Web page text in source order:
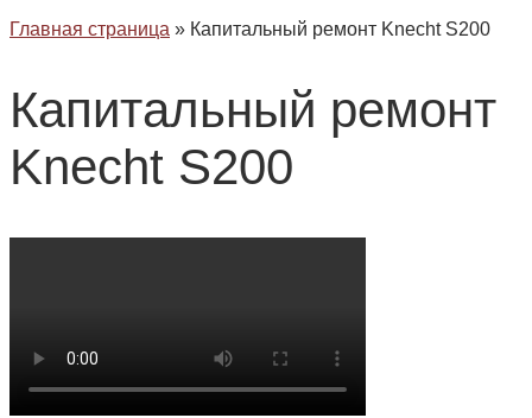
Главная страница » Капитальный ремонт Knecht S200
Капитальный ремонт
Knecht S200